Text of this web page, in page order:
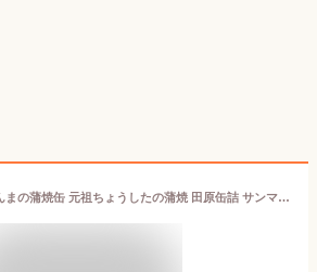
15缶 or 30缶 さんまの蒲焼缶 元祖ちょうしたの蒲焼 田原缶詰 サンマ さんま 缶詰め かんづめ 防災 非常食 備蓄 ローリングストック 缶切り不要 プルトップ缶 満足良品館 送料無料